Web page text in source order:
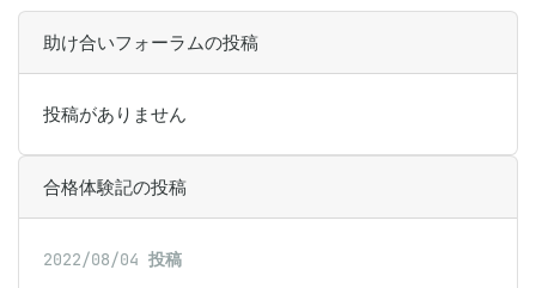
助け合いフォーラムの投稿
投稿がありません
合格体験記の投稿
2022/08/04 投稿